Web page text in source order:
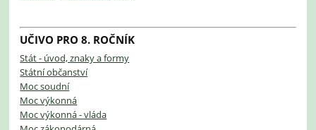
UČIVO PRO 8. ROČNÍK
Stát - úvod, znaky a formy
Státní občanství
Moc soudní
Moc výkonná
Moc výkonná - vláda